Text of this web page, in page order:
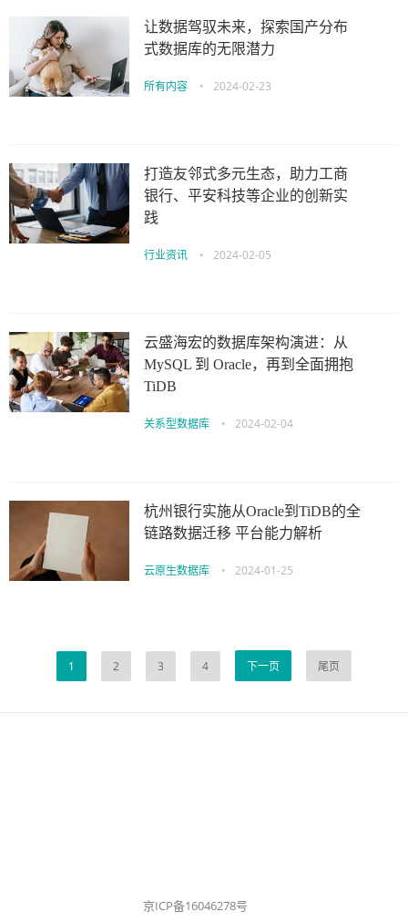
让数据驾驭未来，探索国产分布
式数据库的无限潜力
所有内容 • 2024-02-23
打造友邻式多元生态，助力工商
银行、平安科技等企业的创新实
践
行业资讯 • 2024-02-05
云盛海宏的数据库架构演进：从
MySQL 到 Oracle，再到全面拥抱
TiDB
关系型数据库 • 2024-02-04
杭州银行实施从Oracle到TiDB的全
链路数据迁移 平台能力解析
云原生数据库 • 2024-01-25
1 2 3 4 下一页 尾页
京ICP备16046278号